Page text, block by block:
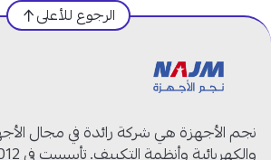
الرجوع للأعلى
نجم الأجهزة هي شركة رائدة في مجال